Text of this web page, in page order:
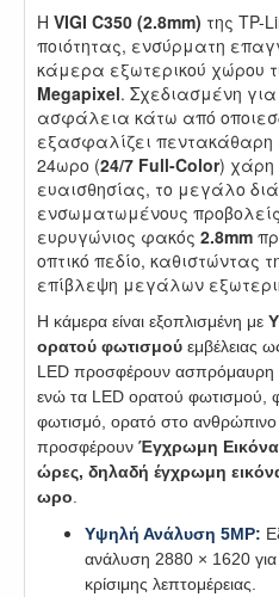
Η VIGI C350 (2.8mm) της TP-
ποιότητας, ενσύρματη
κάμερα εξωτερικού χώρου
Megapixel. Σχεδιασμένη
ασφάλεια κάτω από
εξασφαλίζει πεντακάθαρη
24ωρο (24/7 Full-Color) χάρη
ευαισθησίας, το μεγάλο
ενσωματωμένους
ευρυγώνιος φακός 2.8mm
οπτικό πεδίο, καθιστώντας
επίβλεψη μεγάλων
Η κάμερα είναι εξοπλισμένη με
ορατού φωτισμού εμβέλειας
LED προσφέρουν ασπρόμαυρη
ενώ τα LED ορατού φωτισμού,
φωτισμό, ορατό στο
προσφέρουν Έγχρωμη Εικόνα
ώρες, δηλαδή έγχρωμη
ωρο
Υψηλή Ανάλυση 5MP:
ανάλυση 2880 × 1620
κρίσιμης λεπτομέρειας.